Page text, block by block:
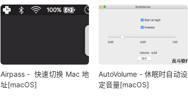
Airpass - 快速切换 Mac 地
址[macOS]
AutoVolume - 休眠时自动设
定音量[macOS]